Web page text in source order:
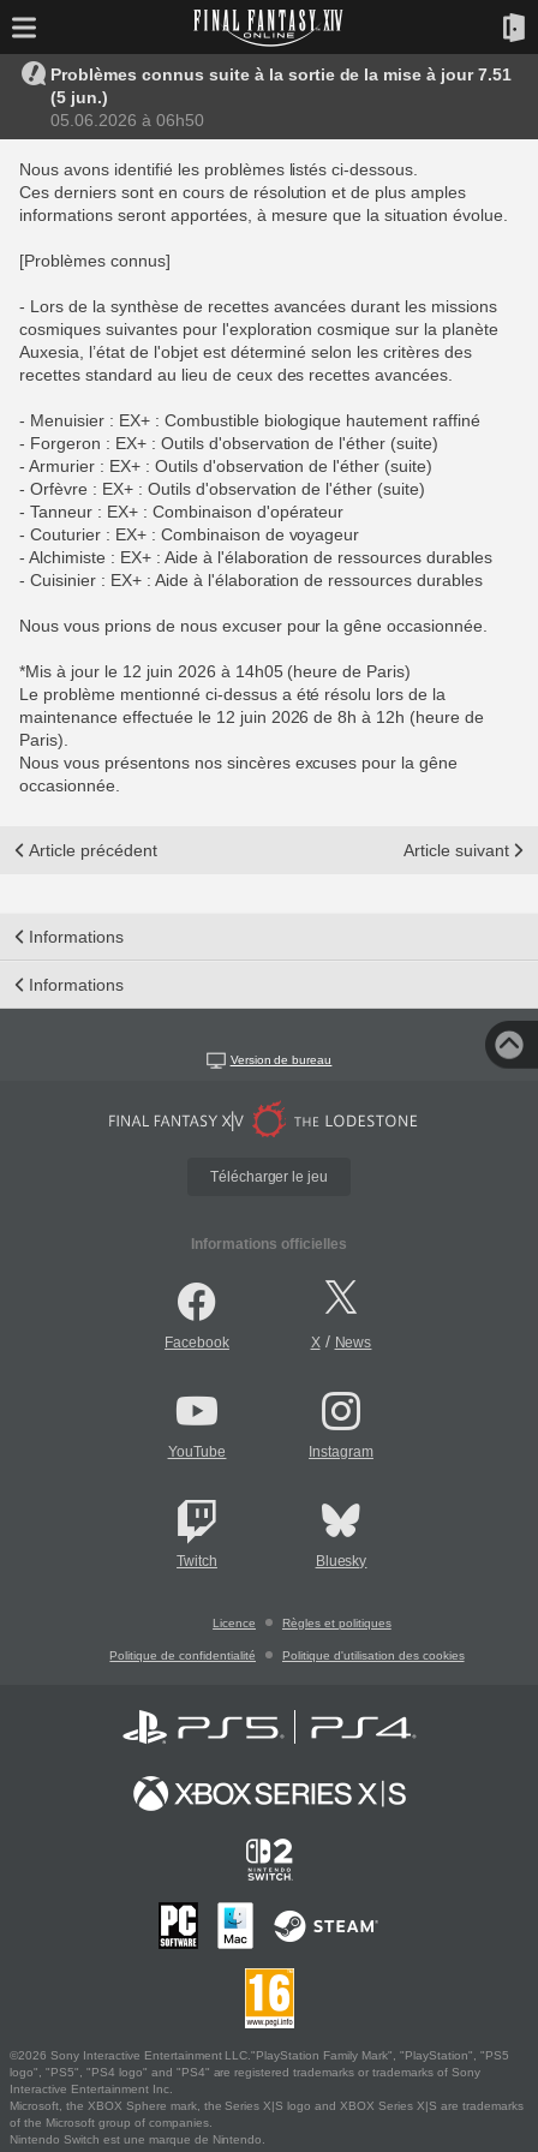
Problèmes connus suite à la sortie de la mise à jour 7.51
(5 jun.)
05.06.2026 à 06h50
Nous avons identifié les problèmes listés ci-dessous.
Ces derniers sont en cours de résolution et de plus amples
informations seront apportées, à mesure que la situation évolue.
[Problèmes connus]
- Lors de la synthèse de recettes avancées durant les missions
cosmiques suivantes pour l'exploration cosmique sur la planète
Auxesia, l’état de l'objet est déterminé selon les critères des
recettes standard au lieu de ceux des recettes avancées.
- Menuisier : EX+ : Combustible biologique hautement raffiné
- Forgeron : EX+ : Outils d'observation de l'éther (suite)
- Armurier : EX+ : Outils d'observation de l'éther (suite)
- Orfèvre : EX+ : Outils d'observation de l'éther (suite)
- Tanneur : EX+ : Combinaison d'opérateur
- Couturier : EX+ : Combinaison de voyageur
- Alchimiste : EX+ : Aide à l'élaboration de ressources durables
- Cuisinier : EX+ : Aide à l'élaboration de ressources durables
Nous vous prions de nous excuser pour la gêne occasionnée.
*Mis à jour le 12 juin 2026 à 14h05 (heure de Paris)
Le problème mentionné ci-dessus a été résolu lors de la
maintenance effectuée le 12 juin 2026 de 8h à 12h (heure de
Paris).
Nous vous présentons nos sincères excuses pour la gêne
occasionnée.
Article précédent Article suivant
Informations
Informations
Version de bureau
Télécharger le jeu
Informations officielles
Facebook X/ News
YouTube Instagram
Twitch Bluesky
Licence Règles et politiques
Politique de confidentialité Politique d'utilisation des cookies
©2026 Sony Interactive Entertainment LLC."PlayStation Family Mark", "PlayStation", "PS5
logo", "PS5", "PS4 logo" and "PS4" are registered trademarks or trademarks of Sony
Interactive Entertainment Inc.
Microsoft, the XBOX Sphere mark, the Series X|S logo and XBOX Series X|S are trademarks
of the Microsoft group of companies.
Nintendo Switch est une marque de Nintendo.